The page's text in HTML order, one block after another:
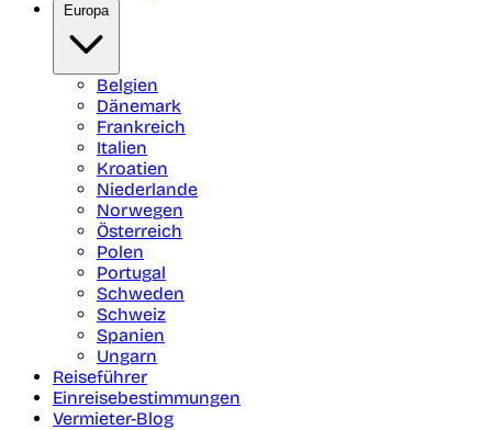
Europa
Belgien
Dänemark
Frankreich
Italien
Kroatien
Niederlande
Norwegen
Österreich
Polen
Portugal
Schweden
Schweiz
Spanien
Ungarn
Reiseführer
Einreisebestimmungen
Vermieter-Blog